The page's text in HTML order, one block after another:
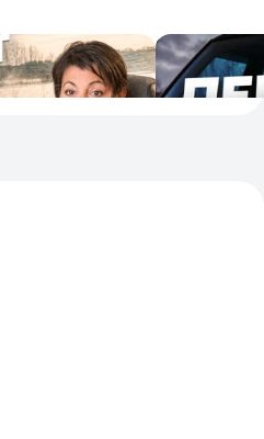
История о
Старый
Жизнь с
2 6 24